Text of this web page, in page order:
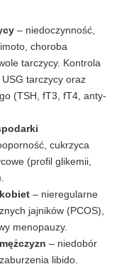
– niedoczynność,
choroba
tarczycy. Kontrola
tarczycy oraz
(TSH, fT3, fT4, anty-
cukrzyca
(profil glikemii,
– nieregularne
jajników (PCOS),
menopauzy.
– niedobór
libido.